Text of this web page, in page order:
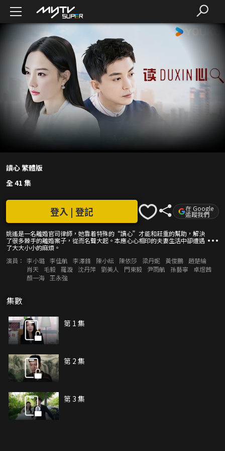
讀心 繁體版
全 41 集
姚遙是一名離婚官司律師，她靠着特殊的“讀心”才能和莊重的幫助，解決
了很多棘手的離婚案子，從而名聲大起。本應心心相印的夫妻生活中卻遭遇
了大大小小的麻煩。
登入 | 登記 在 Google
追蹤我們
演員： 李小璐 李佳航 李澤鋒 陳小紜 陳依莎 梁丹妮 黃俊鵬 趙楚綸
肖天
毛毅 羅漩 沈丹萍 劉美人 門東毅 尹雨航 孫藝寧
卓煜茜
顏一海 王永強
集數
第 1 集
第 2 集
第 3 集